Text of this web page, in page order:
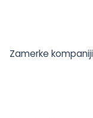
Zamerke kompaniji